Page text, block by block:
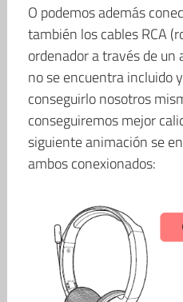
O podemos además
también los cables RCA
ordenador a través de un
no se encuentra incluido
conseguirlo nosotros
conseguiremos mejor
siguiente animación se
ambos conexionados: